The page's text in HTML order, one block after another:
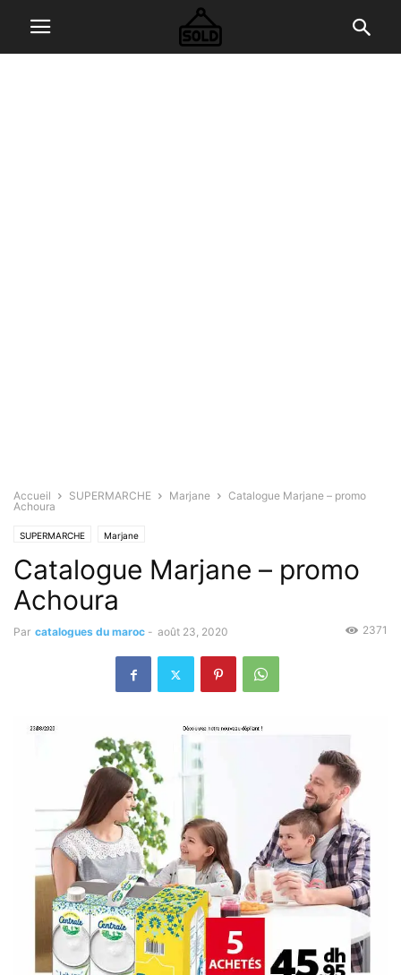
Accueil SUPERMARCHE Marjane
Catalogue Marjane – promo
Achoura
SUPERMARCHE Marjane
Catalogue Marjane – promo
Achoura
Par catalogues du maroc - août 23, 2020 2371